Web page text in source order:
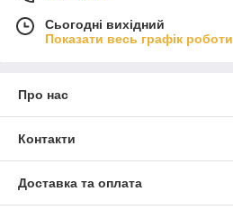
Сьогодні вихідний
Показати весь графік роботи
Про нас
Контакти
Доставка та оплата